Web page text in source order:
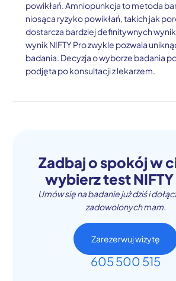
powikłań. Amniopunkcja to metoda
niosąca ryzyko powikłań, takich jak
dostarcza bardziej definitywnych
wynik NIFTY Pro zwykle pozwala
badania. Decyzja o wyborze badania
podjęta po konsultacji z lekarzem.
Zadbaj o spokój w
wybierz test
Umów się na badanie już dziś i
zadowolonych mam.
Zarezerwuj wizytę
605 500 515